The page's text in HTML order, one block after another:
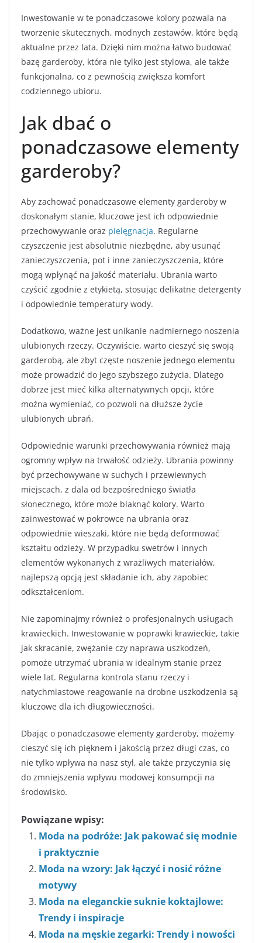
Inwestowanie w te ponadczasowe kolory pozwala na
tworzenie skutecznych, modnych zestawów, które będą
aktualne przez lata. Dzięki nim można łatwo budować
bazę garderoby, która nie tylko jest stylowa, ale także
funkcjonalna, co z pewnością zwiększa komfort
codziennego ubioru.
Jak dbać o
ponadczasowe elementy
garderoby?
Aby zachować ponadczasowe elementy garderoby w
doskonałym stanie, kluczowe jest ich odpowiednie
przechowywanie oraz pielęgnacja. Regularne
czyszczenie jest absolutnie niezbędne, aby usunąć
zanieczyszczenia, pot i inne zanieczyszczenia, które
mogą wpłynąć na jakość materiału. Ubrania warto
czyścić zgodnie z etykietą, stosując delikatne detergenty
i odpowiednie temperatury wody.
Dodatkowo, ważne jest unikanie nadmiernego noszenia
ulubionych rzeczy. Oczywiście, warto cieszyć się swoją
garderobą, ale zbyt częste noszenie jednego elementu
może prowadzić do jego szybszego zużycia. Dlatego
dobrze jest mieć kilka alternatywnych opcji, które
można wymieniać, co pozwoli na dłuższe życie
ulubionych ubrań.
Odpowiednie warunki przechowywania również mają
ogromny wpływ na trwałość odzieży. Ubrania powinny
być przechowywane w suchych i przewiewnych
miejscach, z dala od bezpośredniego światła
słonecznego, które może blaknąć kolory. Warto
zainwestować w pokrowce na ubrania oraz
odpowiednie wieszaki, które nie będą deformować
kształtu odzieży. W przypadku swetrów i innych
elementów wykonanych z wrażliwych materiałów,
najlepszą opcją jest składanie ich, aby zapobiec
odkształceniom.
Nie zapominajmy również o profesjonalnych usługach
krawieckich. Inwestowanie w poprawki krawieckie, takie
jak skracanie, zwężanie czy naprawa uszkodzeń,
pomoże utrzymać ubrania w idealnym stanie przez
wiele lat. Regularna kontrola stanu rzeczy i
natychmiastowe reagowanie na drobne uszkodzenia są
kluczowe dla ich długowieczności.
Dbając o ponadczasowe elementy garderoby, możemy
cieszyć się ich pięknem i jakością przez długi czas, co
nie tylko wpływa na nasz styl, ale także przyczynia się
do zmniejszenia wpływu modowej konsumpcji na
środowisko.
Powiązane wpisy:
Moda na podróże: Jak pakować się modnie
i praktycznie
Moda na wzory: Jak łączyć i nosić różne
motywy
Moda na eleganckie suknie koktajlowe:
Trendy i inspiracje
Moda na męskie zegarki: Trendy i nowości